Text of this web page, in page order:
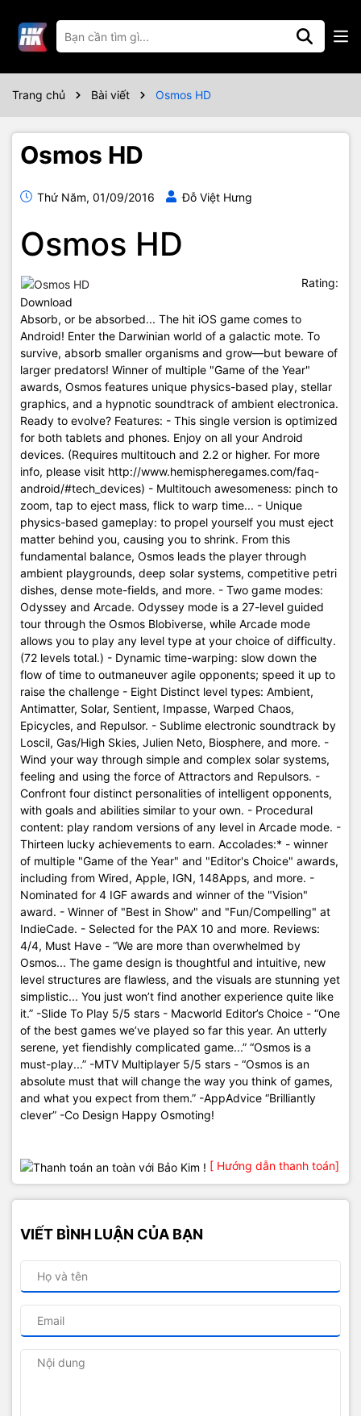
Trang chủ Bài viết Osmos HD
Osmos HD
Thứ Năm, 01/09/2016 Đỗ Việt Hưng
Osmos HD
Rating:
Download
Absorb, or be absorbed... The hit iOS game comes to
Android! Enter the Darwinian world of a galactic mote. To
survive, absorb smaller organisms and grow—but beware of
larger predators! Winner of multiple "Game of the Year"
awards, Osmos features unique physics-based play, stellar
graphics, and a hypnotic soundtrack of ambient electronica.
Ready to evolve? Features: - This single version is optimized
for both tablets and phones. Enjoy on all your Android
devices. (Requires multitouch and 2.2 or higher. For more
info, please visit http://www.hemispheregames.com/faq-
android/#tech_devices) - Multitouch awesomeness: pinch to
zoom, tap to eject mass, flick to warp time... - Unique
physics-based gameplay: to propel yourself you must eject
matter behind you, causing you to shrink. From this
fundamental balance, Osmos leads the player through
ambient playgrounds, deep solar systems, competitive petri
dishes, dense mote-fields, and more. - Two game modes:
Odyssey and Arcade. Odyssey mode is a 27-level guided
tour through the Osmos Blobiverse, while Arcade mode
allows you to play any level type at your choice of difficulty.
(72 levels total.) - Dynamic time-warping: slow down the
flow of time to outmaneuver agile opponents; speed it up to
raise the challenge - Eight Distinct level types: Ambient,
Antimatter, Solar, Sentient, Impasse, Warped Chaos,
Epicycles, and Repulsor. - Sublime electronic soundtrack by
Loscil, Gas/High Skies, Julien Neto, Biosphere, and more. -
Wind your way through simple and complex solar systems,
feeling and using the force of Attractors and Repulsors. -
Confront four distinct personalities of intelligent opponents,
with goals and abilities similar to your own. - Procedural
content: play random versions of any level in Arcade mode. -
Thirteen lucky achievements to earn. Accolades:* - winner
of multiple "Game of the Year" and "Editor's Choice" awards,
including from Wired, Apple, IGN, 148Apps, and more. -
Nominated for 4 IGF awards and winner of the "Vision"
award. - Winner of "Best in Show" and "Fun/Compelling" at
IndieCade. - Selected for the PAX 10 and more. Reviews:
4/4, Must Have - “We are more than overwhelmed by
Osmos... The game design is thoughtful and intuitive, new
level structures are flawless, and the visuals are stunning yet
simplistic... You just won’t find another experience quite like
it.” -Slide To Play 5/5 stars - Macworld Editor’s Choice - “One
of the best games we’ve played so far this year. An utterly
serene, yet fiendishly complicated game...” “Osmos is a
must-play...” -MTV Multiplayer 5/5 stars - “Osmos is an
absolute must that will change the way you think of games,
and what you expect from them.” -AppAdvice “Brilliantly
clever” -Co Design Happy Osmoting!
[ Hướng dẫn thanh toán]
VIẾT BÌNH LUẬN CỦA BẠN